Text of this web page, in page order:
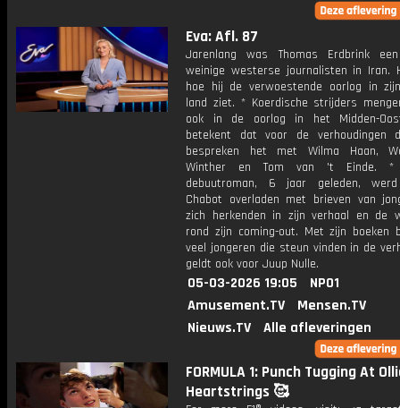
Eva: Afl. 87
Jarenlang was Thomas Erdbrink
weinige westerse journalisten in Iran.
hoe hij de verwoestende oorlog in
land ziet. * Koerdische strijders
ook in de oorlog in het Midden-
betekent dat voor de verhoudingen
bespreken het met Wilma Haan,
Winther en Tom van 't Einde.
debuutroman, 6 jaar geleden,
Chabot overladen met brieven van
zich herkenden in zijn verhaal en de
rond zijn coming-out. Met zijn boeken
veel jongeren die steun vinden in de
geldt ook voor Juup Nulle.
05-03-2026 19:05
NPO1
Amusement.TV
Mensen.TV
Nieuws.TV
Alle afleveringen
FORMULA 1: Punch Tugging At
Heartstrings 🥰